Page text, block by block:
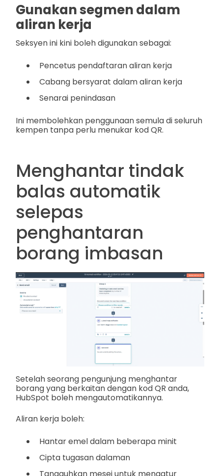
Gunakan segmen dalam
aliran kerja
Seksyen ini kini boleh digunakan sebagai:
Pencetus pendaftaran aliran kerja
Cabang bersyarat dalam aliran kerja
Senarai penindasan
Ini membolehkan penggunaan semula di seluruh
kempen tanpa perlu menukar kod QR.
Menghantar tindak
balas automatik
selepas
penghantaran
borang imbasan
Setelah seorang pengunjung menghantar
borang yang berkaitan dengan kod QR anda,
HubSpot boleh mengautomatikannya.
Aliran kerja boleh:
Hantar emel dalam beberapa minit
Cipta tugasan dalaman